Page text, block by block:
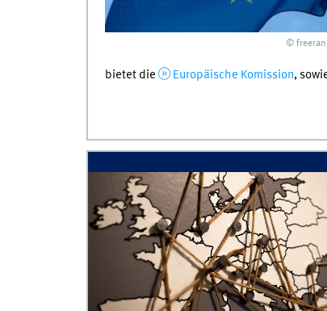
©
bietet die
Europäische Komission,